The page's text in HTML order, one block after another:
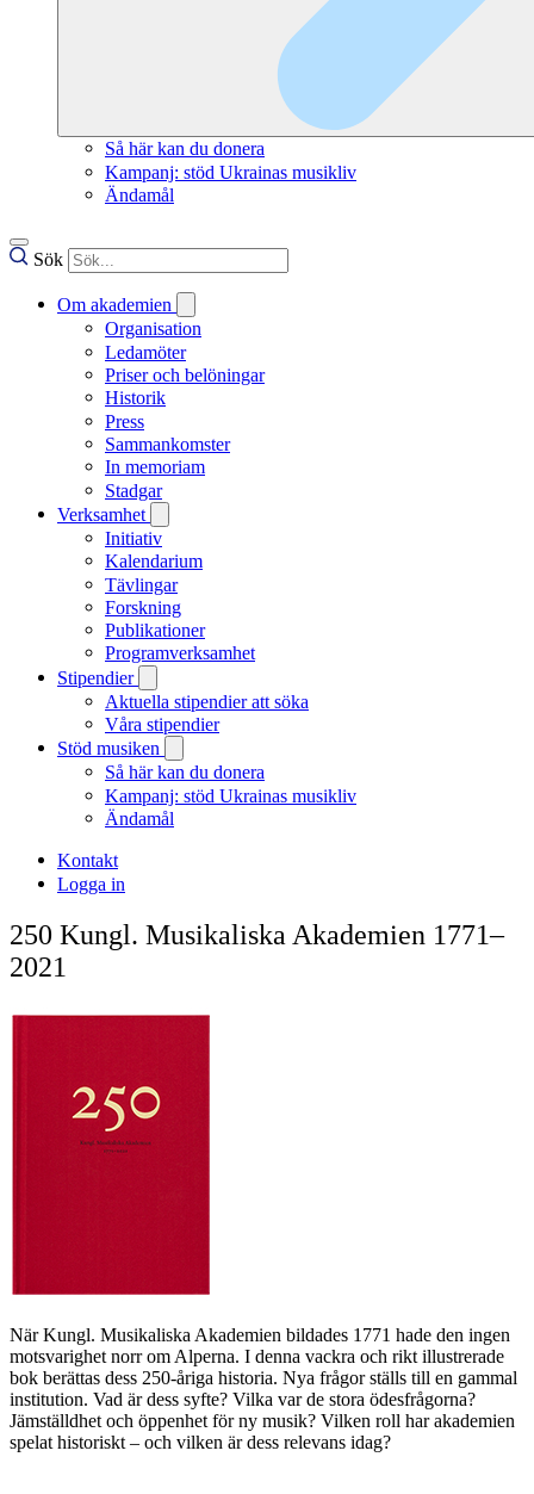
Så här kan du donera
Kampanj: stöd Ukrainas musikliv
Ändamål
Sök
Om akademien
Organisation
Ledamöter
Priser och belöningar
Historik
Press
Sammankomster
In memoriam
Stadgar
Verksamhet
Initiativ
Kalendarium
Tävlingar
Forskning
Publikationer
Programverksamhet
Stipendier
Aktuella stipendier att söka
Våra stipendier
Stöd musiken
Så här kan du donera
Kampanj: stöd Ukrainas musikliv
Ändamål
Kontakt
Logga in
250 Kungl. Musikaliska Akademien 1771–
2021
När Kungl. Musikaliska Akademien bildades 1771 hade den ingen
motsvarighet norr om Alperna. I denna vackra och rikt illustrerade
bok berättas dess 250-åriga historia. Nya frågor ställs till en gammal
institution. Vad är dess syfte? Vilka var de stora ödesfrågorna?
Jämställdhet och öppenhet för ny musik? Vilken roll har akademien
spelat historiskt – och vilken är dess relevans idag?